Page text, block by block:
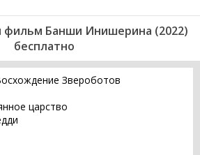
фильм Банши Инишерина (2022)
бесплатно
Звероботов
царство